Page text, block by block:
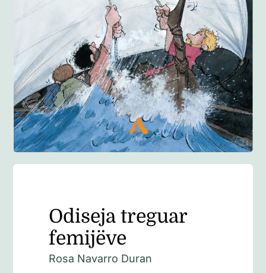
Anglisht
Ditarë
Evente
Blog
Odiseja treguar
femijëve
Rosa Navarro Duran